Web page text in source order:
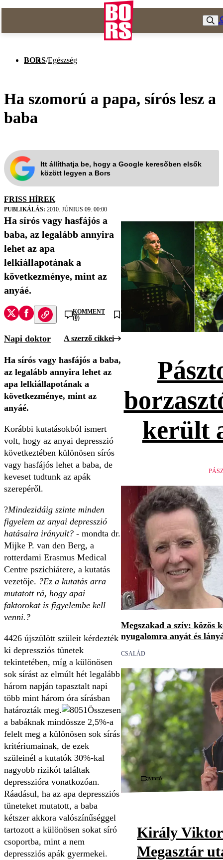
BORS/Egészség
Ha szomorú a papa, sírós lesz a
baba
Itt állíthatja be, hogy a Google keresőben elsők
között legyen a Bors
FRISS HÍREK
PUBLIKÁLÁS: 2010. JÚNIUS 09. 00:00
Ha sírós vagy hasfájós a
baba, az legalább annyira
lehet az apa
lelkiállapotának a
következménye, mint az
anyáé.
KOMMENT
(0)
Napi doktor A szerző cikkei
Ha sírós vagy hasfájós a baba,
az legalább annyira lehet az
apa lelkiállapotának a
következménye, mint az
anyáé.
Korábbi kutatásokból ismert
volt, hogy az anyai depresszió
következtében különösen sírós
vagy hasfájós lehet a baba, de
keveset tudtunk az apák
szerepéről.
?Mindezidáig szinte minden
figyelem az anyai depresszió
hatásaira irányult? - mondta dr.
Mijke P. van den Berg, a
rotterdami Erasmus Medical
Centre pszichiátere, a kutatás
vezetője. ?Ez a kutatás arra
mutatott rá, hogy apai
faktorokat is figyelembe kell
venni.?
4426 újszülött szüleit kérdezték
ki depressziós tünetek
tekintetében, míg a különösen
sok sírást az elmúlt hét legalább
három napján tapasztalt napi
több mint három óra sírásban
határozták meg.
Összesen
a babáknak mindössze 2,5%-a
felelt meg a különösen sok sírás
kritériumainak, de ezek
szüleinél a kutatók 30%-kal
nagyobb rizikót találtak
depresszióra vonatkozóan.
Ráadásul, ha az apa depressziós
tüneteket mutatott, a baba
kétszer akkora valószínűséggel
tartozott a különösen sokat síró
csoportba, mint a nem
depressziós apák gyermekei.
került
Megszakad a szív: közös
nyugalomra anyát és
CSALÁD
Videó
Király Viktor
Megasztár